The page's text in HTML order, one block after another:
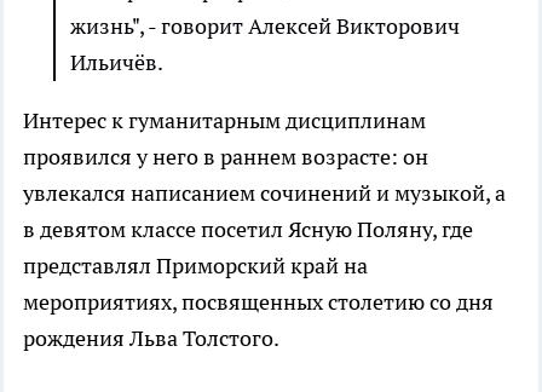
жизнь", - говорит Алексей Викторович
Ильичёв.
Интерес к гуманитарным дисциплинам
проявился у него в раннем возрасте: он
увлекался написанием сочинений и музыкой, а
в девятом классе посетил Ясную Поляну, где
представлял Приморский край на
мероприятиях, посвященных столетию со дня
рождения Льва Толстого.